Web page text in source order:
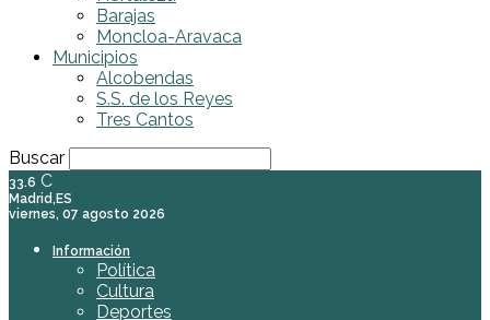
Barajas
Moncloa-Aravaca
Municipios
Alcobendas
S.S. de los Reyes
Tres Cantos
Buscar
33.6 C
Madrid,ES
viernes, 07 agosto 2026
Información
Política
Cultura
Deportes